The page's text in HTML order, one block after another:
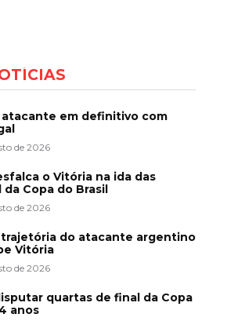
em definitivo com
de 2026
o Vitória na ida das
Copa do Brasil
de 2026
trajetória do atacante argentino
Vitória
de 2026
quartas de final da Copa
anos